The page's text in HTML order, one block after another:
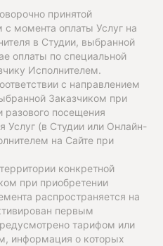
принятой
с момента оплаты Услуг на
в Студии, выбранной
оплаты по специальной
Исполнителем.
с направлением
Заказчиком при
посещения
Услуг (в Студии или Онлайн-
на Сайте при
конкретной
при приобретении
распространяется на
первым
тарифом или
информация о которых